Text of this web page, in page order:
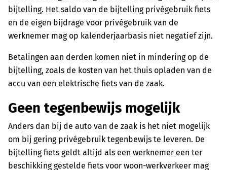
bijtelling. Het saldo van de bijtelling privégebruik fiets
en de eigen bijdrage voor privégebruik van de
werknemer mag op kalenderjaarbasis niet negatief zijn.
Betalingen aan derden komen niet in mindering op de
bijtelling, zoals de kosten van het thuis opladen van de
accu van een elektrische fiets van de zaak.
Geen tegenbewijs mogelijk
Anders dan bij de auto van de zaak is het niet mogelijk
om bij gering privégebruik tegenbewijs te leveren. De
bijtelling fiets geldt altijd als een werknemer een ter
beschikking gestelde fiets voor woon-werkverkeer mag